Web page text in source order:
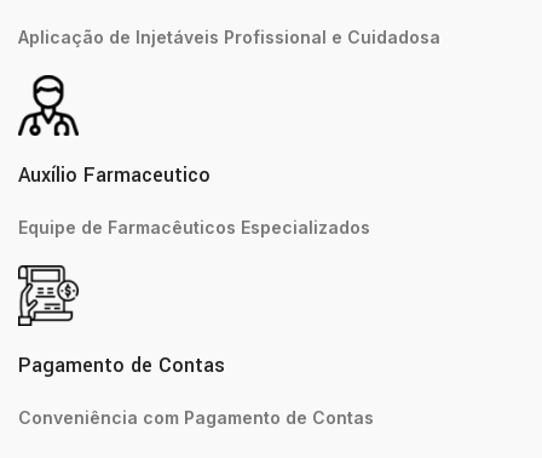
Aplicação de Injetáveis Profissional e Cuidadosa
Auxílio Farmaceutico
Equipe de Farmacêuticos Especializados
Pagamento de Contas
Conveniência com Pagamento de Contas